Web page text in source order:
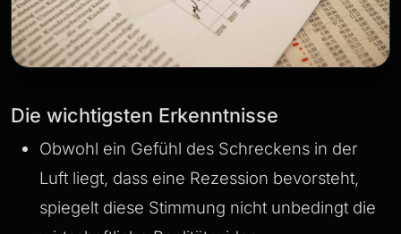
Die wichtigsten Erkenntnisse
Obwohl ein Gefühl des Schreckens in der
Luft liegt, dass eine Rezession bevorsteht,
spiegelt diese Stimmung nicht unbedingt die